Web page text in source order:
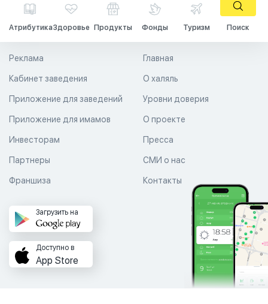
АтрибутикаЗдоровье Продукты Фонды Туризм Поиск
Главная
О халяль
Уровни доверия
Реклама
Кабинет заведения
Приложение для заведений
Приложение для имамов О проекте
Пресса
СМИ о нас
Контакты
Инвесторам
Партнеры
Франшиза
Загрузить на
Доступно в
App Store